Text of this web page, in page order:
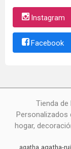
Instagram
Facebook
Tienda
Personalizados
hogar,
agatha agatha-